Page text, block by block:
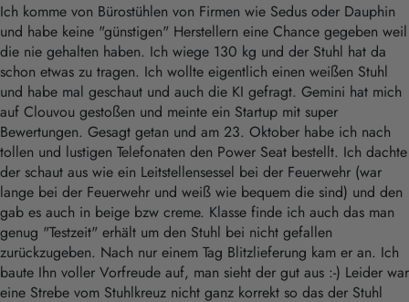
Ich komme von Bürostühlen von Firmen wie Sedus oder Dauphin
und habe keine "günstigen" Herstellern eine Chance gegeben weil
die nie gehalten haben. Ich wiege 130 kg und der Stuhl hat da
schon etwas zu tragen. Ich wollte eigentlich einen weißen Stuhl
und habe mal geschaut und auch die KI gefragt. Gemini hat mich
auf Clouvou gestoßen und meinte ein Startup mit super
Bewertungen. Gesagt getan und am 23. Oktober habe ich nach
tollen und lustigen Telefonaten den Power Seat bestellt. Ich dachte
der schaut aus wie ein Leitstellensessel bei der Feuerwehr (war
lange bei der Feuerwehr und weiß wie bequem die sind) und den
gab es auch in beige bzw creme. Klasse finde ich auch das man
genug "Testzeit" erhält um den Stuhl bei nicht gefallen
zurückzugeben. Nach nur einem Tag Blitzlieferung kam er an. Ich
baute Ihn voller Vorfreude auf, man sieht der gut aus :-) Leider war
eine Strebe vom Stuhlkreuz nicht ganz korrekt so das der Stuhl